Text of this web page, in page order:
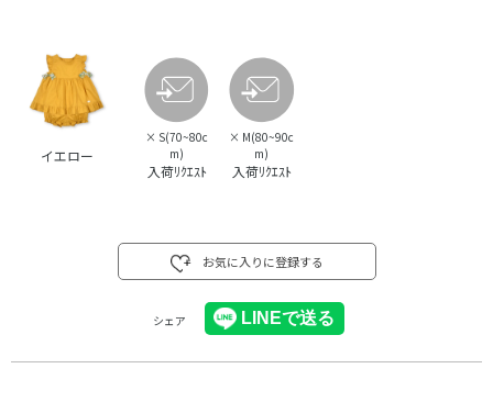
イエロー
× S(70~80c
m)
入荷ﾘｸｴｽﾄ
× M(80~90c
m)
入荷ﾘｸｴｽﾄ
お気に入りに登録する
シェア